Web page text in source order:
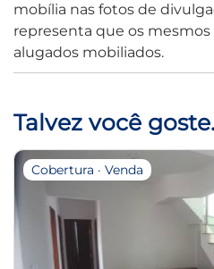
mobília nas fotos de
representa que os mesmos
alugados mobiliados.
Talvez você
Cobertura · Venda